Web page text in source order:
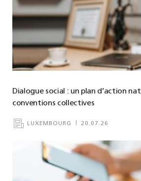
Dialogue social : un plan d’action
conventions collectives
LUXEMBOURG 20.07.26